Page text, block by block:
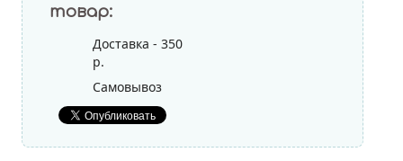
товар:
Доставка - 350
р.
Самовывоз